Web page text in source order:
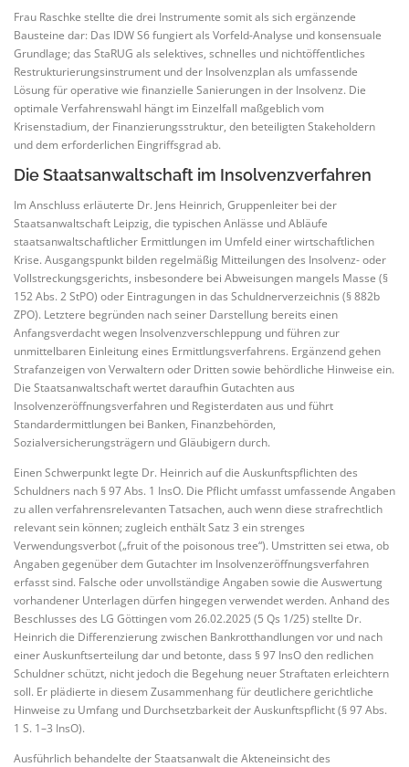
Frau Raschke stellte die drei Instrumente somit als sich ergänzende
Bausteine dar: Das IDW S6 fungiert als Vorfeld-Analyse und konsensuale
Grundlage; das StaRUG als selektives, schnelles und nichtöffentliches
Restrukturierungsinstrument und der Insolvenzplan als umfassende
Lösung für operative wie finanzielle Sanierungen in der Insolvenz. Die
optimale Verfahrenswahl hängt im Einzelfall maßgeblich vom
Krisenstadium, der Finanzierungsstruktur, den beteiligten Stakeholdern
und dem erforderlichen Eingriffsgrad ab.
Die Staatsanwaltschaft im Insolvenzverfahren
Im Anschluss erläuterte Dr. Jens Heinrich, Gruppenleiter bei der
Staatsanwaltschaft Leipzig, die typischen Anlässe und Abläufe
staatsanwaltschaftlicher Ermittlungen im Umfeld einer wirtschaftlichen
Krise. Ausgangspunkt bilden regelmäßig Mitteilungen des Insolvenz- oder
Vollstreckungsgerichts, insbesondere bei Abweisungen mangels Masse (§
152 Abs. 2 StPO) oder Eintragungen in das Schuldnerverzeichnis (§ 882b
ZPO). Letztere begründen nach seiner Darstellung bereits einen
Anfangsverdacht wegen Insolvenzverschleppung und führen zur
unmittelbaren Einleitung eines Ermittlungsverfahrens. Ergänzend gehen
Strafanzeigen von Verwaltern oder Dritten sowie behördliche Hinweise ein.
Die Staatsanwaltschaft wertet daraufhin Gutachten aus
Insolvenzeröffnungsverfahren und Registerdaten aus und führt
Standardermittlungen bei Banken, Finanzbehörden,
Sozialversicherungsträgern und Gläubigern durch.
Einen Schwerpunkt legte Dr. Heinrich auf die Auskunftspflichten des
Schuldners nach § 97 Abs. 1 InsO. Die Pflicht umfasst umfassende Angaben
zu allen verfahrensrelevanten Tatsachen, auch wenn diese strafrechtlich
relevant sein können; zugleich enthält Satz 3 ein strenges
Verwendungsverbot („fruit of the poisonous tree“). Umstritten sei etwa, ob
Angaben gegenüber dem Gutachter im Insolvenzeröffnungsverfahren
erfasst sind. Falsche oder unvollständige Angaben sowie die Auswertung
vorhandener Unterlagen dürfen hingegen verwendet werden. Anhand des
Beschlusses des LG Göttingen vom 26.02.2025 (5 Qs 1/25) stellte Dr.
Heinrich die Differenzierung zwischen Bankrotthandlungen vor und nach
einer Auskunftserteilung dar und betonte, dass § 97 InsO den redlichen
Schuldner schützt, nicht jedoch die Begehung neuer Straftaten erleichtern
soll. Er plädierte in diesem Zusammenhang für deutlichere gerichtliche
Hinweise zu Umfang und Durchsetzbarkeit der Auskunftspflicht (§ 97 Abs.
1 S. 1–3 InsO).
Ausführlich behandelte der Staatsanwalt die Akteneinsicht des